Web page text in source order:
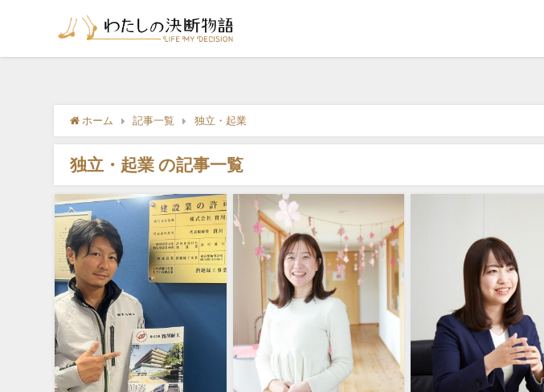
ホーム 記事一覧 独立・起業
独立・起業 の記事一覧